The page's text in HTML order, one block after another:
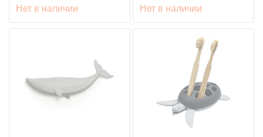
Нет в наличии
Нет в наличии